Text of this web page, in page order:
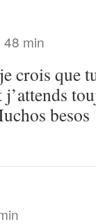
48 min
crois que
besos